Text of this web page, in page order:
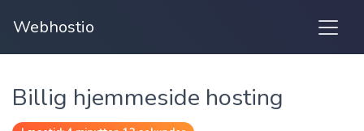
Webhostio
Billig hjemmeside hosting